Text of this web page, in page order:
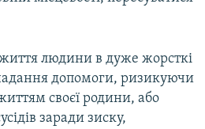
людини в дуже жорсткі
допомоги, ризикуючи
своєї родини, або
заради зиску,